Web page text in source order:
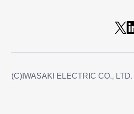
(C)IWASAKI ELECTRIC CO., LTD.